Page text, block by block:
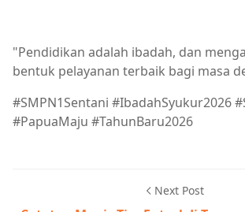
"Pendidikan adalah ibadah, dan
bentuk pelayanan terbaik bagi masa
#SMPN1Sentani #IbadahSyukur2026
#PapuaMaju #TahunBaru2026
Next Post